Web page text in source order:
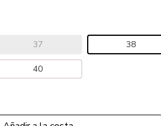
37 38
40